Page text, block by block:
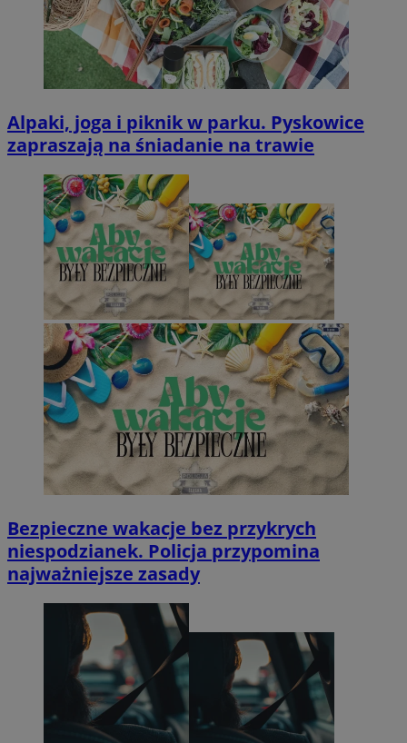
Alpaki, joga i piknik w parku. Pyskowice
zapraszają na śniadanie na trawie
Bezpieczne wakacje bez przykrych
niespodzianek. Policja przypomina
najważniejsze zasady